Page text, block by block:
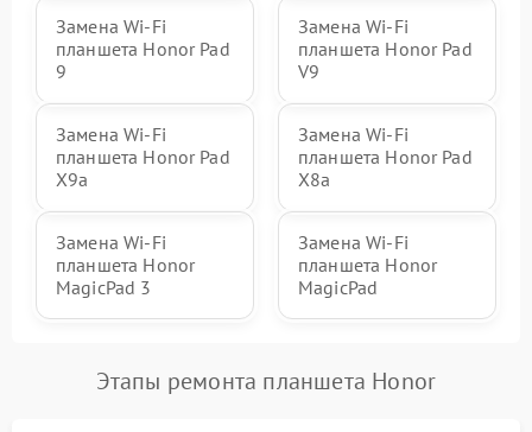
Замена Wi-Fi
планшета Honor Pad
9
Замена Wi-Fi
планшета Honor Pad
V9
Замена Wi-Fi
планшета Honor Pad
X9a
Замена Wi-Fi
планшета Honor Pad
X8a
Замена Wi-Fi
планшета Honor
MagicPad 3
Замена Wi-Fi
планшета Honor
MagicPad
Этапы ремонта планшета Honor